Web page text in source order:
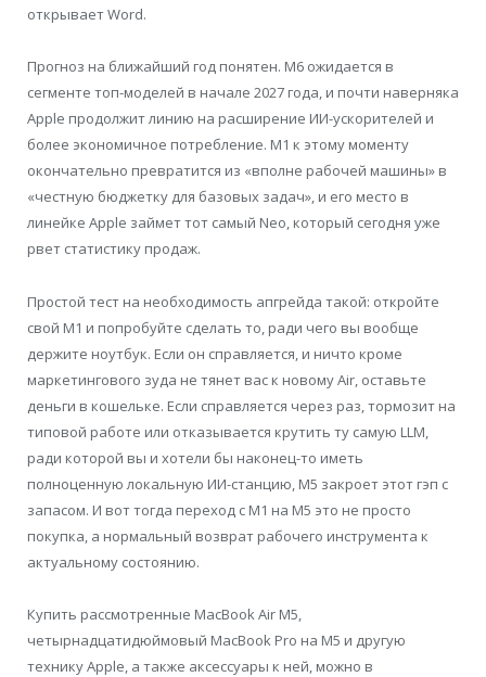
открывает Word.
Прогноз на ближайший год понятен. M6 ожидается в
сегменте топ-моделей в начале 2027 года, и почти наверняка
Apple продолжит линию на расширение ИИ-ускорителей и
более экономичное потребление. M1 к этому моменту
окончательно превратится из «вполне рабочей машины» в
«честную бюджетку для базовых задач», и его место в
линейке Apple займет тот самый Neo, который сегодня уже
рвет статистику продаж.
Простой тест на необходимость апгрейда такой: откройте
свой M1 и попробуйте сделать то, ради чего вы вообще
держите ноутбук. Если он справляется, и ничто кроме
маркетингового зуда не тянет вас к новому Air, оставьте
деньги в кошельке. Если справляется через раз, тормозит на
типовой работе или отказывается крутить ту самую LLM,
ради которой вы и хотели бы наконец-то иметь
полноценную локальную ИИ-станцию, M5 закроет этот гэп с
запасом. И вот тогда переход с M1 на M5 это не просто
покупка, а нормальный возврат рабочего инструмента к
актуальному состоянию.
Купить рассмотренные MacBook Air M5,
четырнадцатидюймовый MacBook Pro на M5 и другую
технику Apple, а также аксессуары к ней, можно в